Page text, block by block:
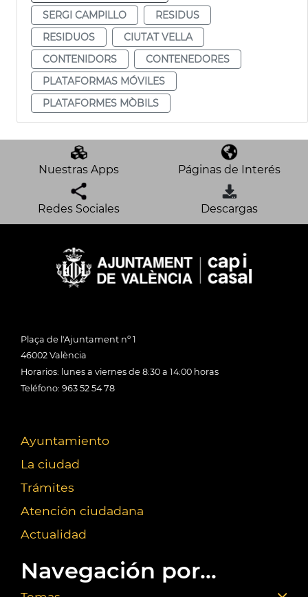
SERGI CAMPILLO
RESIDUS
RESIDUOS
CIUTAT VELLA
CONTENIDORS
CONTENEDORES
PLATAFORMAS MÓVILES
PLATAFORMES MÒBILS
Nuestras Apps Páginas de Interés
Redes Sociales Descargas
Plaça de l'Ajuntament nº 1
46002 València
Horarios: lunes a viernes de 8:30 a 14:00 horas
Teléfono: 963 52 54 78
Ayuntamiento
La ciudad
Trámites
Atención ciudadana
Actualidad
Navegación por...